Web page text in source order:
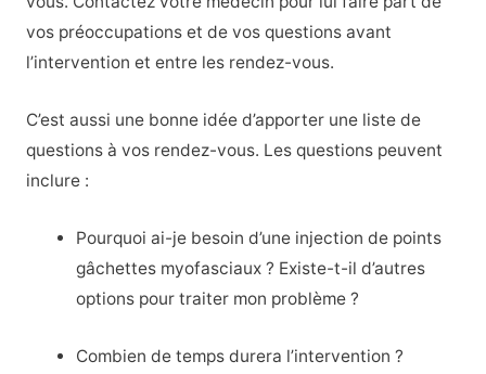
vos préoccupations et de vos questions avant
l’intervention et entre les rendez-vous.
C’est aussi une bonne idée d’apporter une liste de
questions à vos rendez-vous. Les questions peuvent
inclure :
Pourquoi ai-je besoin d’une injection de points
gâchettes myofasciaux ? Existe-t-il d’autres
options pour traiter mon problème ?
Combien de temps durera l’intervention ?